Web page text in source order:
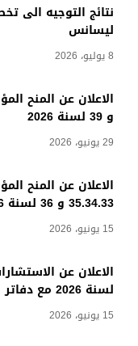
نتائج التوجيه الى
ليسانس
8 يوليو، 2026
و 39 لسنة 2026
29 يونيو، 2026
الاعلان عن المنح
35.34.33 و 36 لسنة 2026
15 يونيو، 2026
لسنة 2026 مع دفاتر الشروط
15 يونيو، 2026